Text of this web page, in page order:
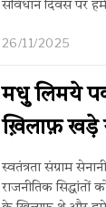
संविधान दिवस पर
26/11/2025
मधु लिमये
ख़िलाफ़ खड़े
स्वतंत्रता संग्राम
राजनीतिक सिद्धांतों